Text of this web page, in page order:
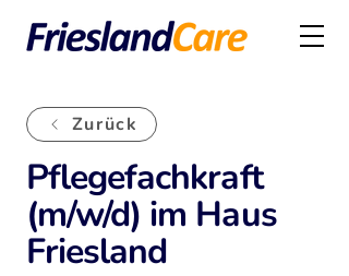
Zurück
Pflegefachkraft
(m/w/d) im Haus
Friesland